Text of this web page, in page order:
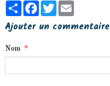
PartagerFacebook
Twitter
Ajouter un commentaire
Nom